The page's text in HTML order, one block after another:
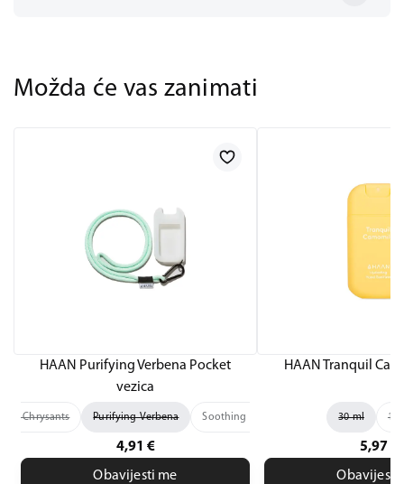
Možda će vas zanimati
HAAN Purifying Verbena Pocket
vezica
Chrysants Purifying Verbena Soothing Lavender Tranquil
4,91 €
Obavijesti me
HAAN Tranquil
30 ml
5,97
Obavijesti